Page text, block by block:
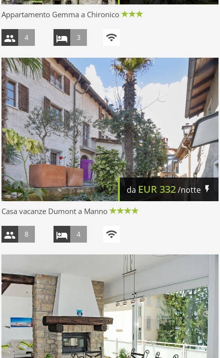
Appartamento Gemma a Chironico
4 3
da EUR332/notte
Casa vacanze Dumont a Manno
8 4